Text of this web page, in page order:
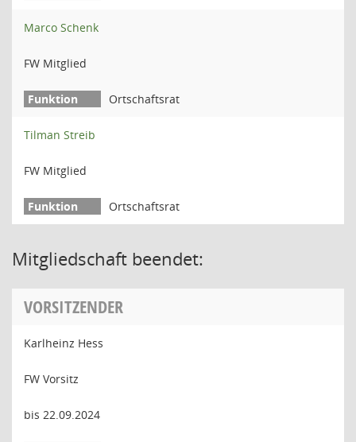
Marco Schenk
FW Mitglied
Ortschaftsrat
Tilman Streib
FW Mitglied
Ortschaftsrat
Mitgliedschaft beendet:
VORSITZENDER
Karlheinz Hess
FW Vorsitz
bis 22.09.2024